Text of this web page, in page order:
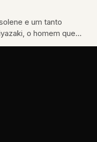
e um tanto
o homem que